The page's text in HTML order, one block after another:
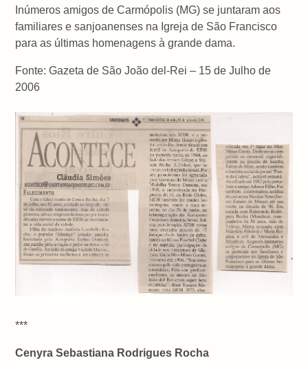
Inúmeros amigos de Carmópolis (MG) se juntaram aos
familiares e sanjoanenses na Igreja de São Francisco
para as últimas homenagens à grande dama.
Fonte: Gazeta de São João del-Rei – 15 de Julho de
2006
***
Cenyra Sebastiana Rodrigues Rocha